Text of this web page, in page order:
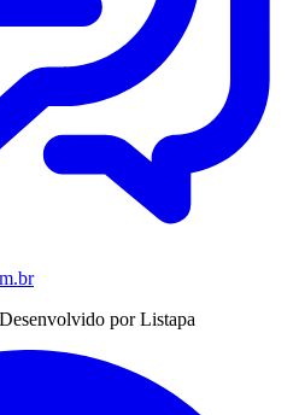
porListapa